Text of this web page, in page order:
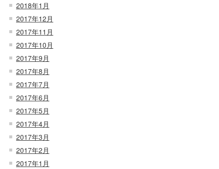
2018年1月
2017年12月
2017年11月
2017年10月
2017年9月
2017年8月
2017年7月
2017年6月
2017年5月
2017年4月
2017年3月
2017年2月
2017年1月